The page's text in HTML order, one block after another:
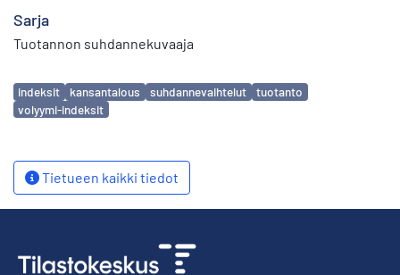
Sarja
Tuotannon suhdannekuvaaja
Avainsanat
indeksit kansantalous suhdannevaihtelut
tuotanto
volyymi-indeksit
Tietueen kaikki tiedot